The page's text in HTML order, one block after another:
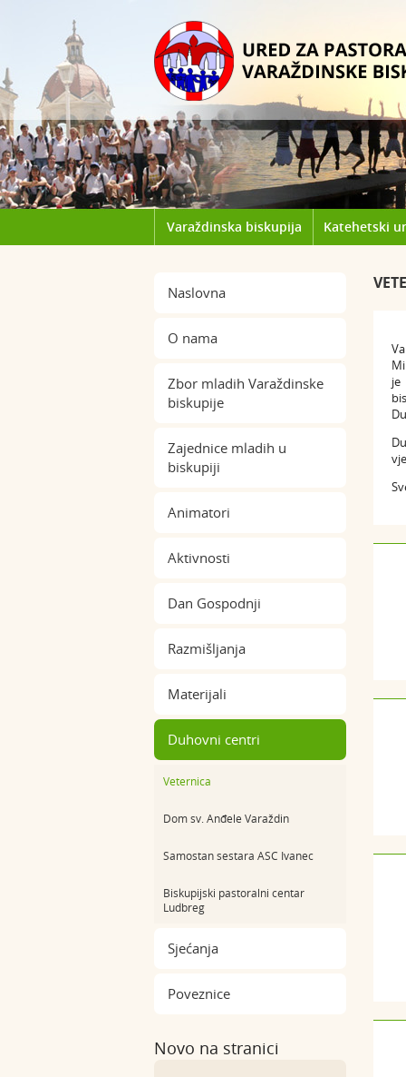
Varaždinska biskupija Katehetski
Naslovna
O nama
Zbor mladih Varaždinske
biskupije
Zajednice mladih u
biskupiji
Animatori
Aktivnosti
Dan Gospodnji
Razmišljanja
Materijali
Duhovni centri
Veternica
Dom sv. Anđele Varaždin
Samostan sestara ASC Ivanec
Biskupijski pastoralni centar
Ludbreg
Sjećanja
Poveznice
Novo na stranici
je